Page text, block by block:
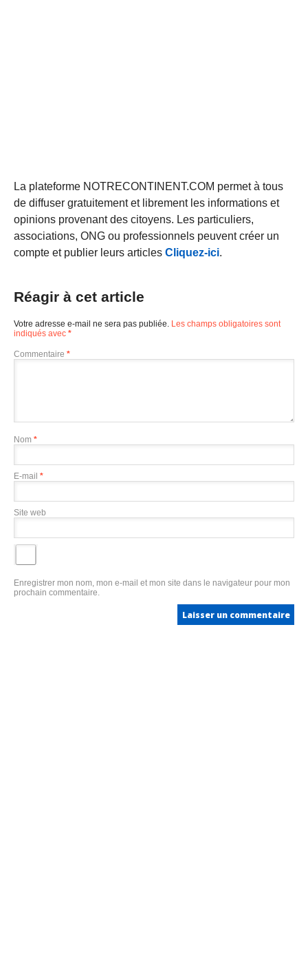
La plateforme NOTRECONTINENT.COM permet à tous
de diffuser gratuitement et librement les informations et
opinions provenant des citoyens. Les particuliers,
associations, ONG ou professionnels peuvent créer un
compte et publier leurs articles Cliquez-ici.
Réagir à cet article
Votre adresse e-mail ne sera pas publiée. Les champs obligatoires sont
indiqués avec *
Commentaire *
Nom *
E-mail *
Site web
Enregistrer mon nom, mon e-mail et mon site dans le navigateur pour mon
prochain commentaire.